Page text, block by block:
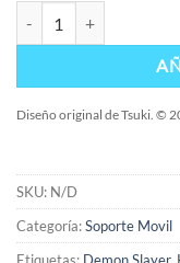
Diseño original de Tsuki. ©
SKU: N/D
Categoría:Soporte Movil